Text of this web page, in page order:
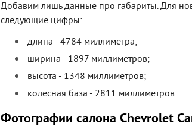
Добавим лишь данные про габариты. Для
следующие цифры:
длина - 4784 миллиметра;
ширина - 1897 миллиметров;
высота - 1348 миллиметров;
колесная база - 2811 миллиметров.
Фотографии салона Chevrolet